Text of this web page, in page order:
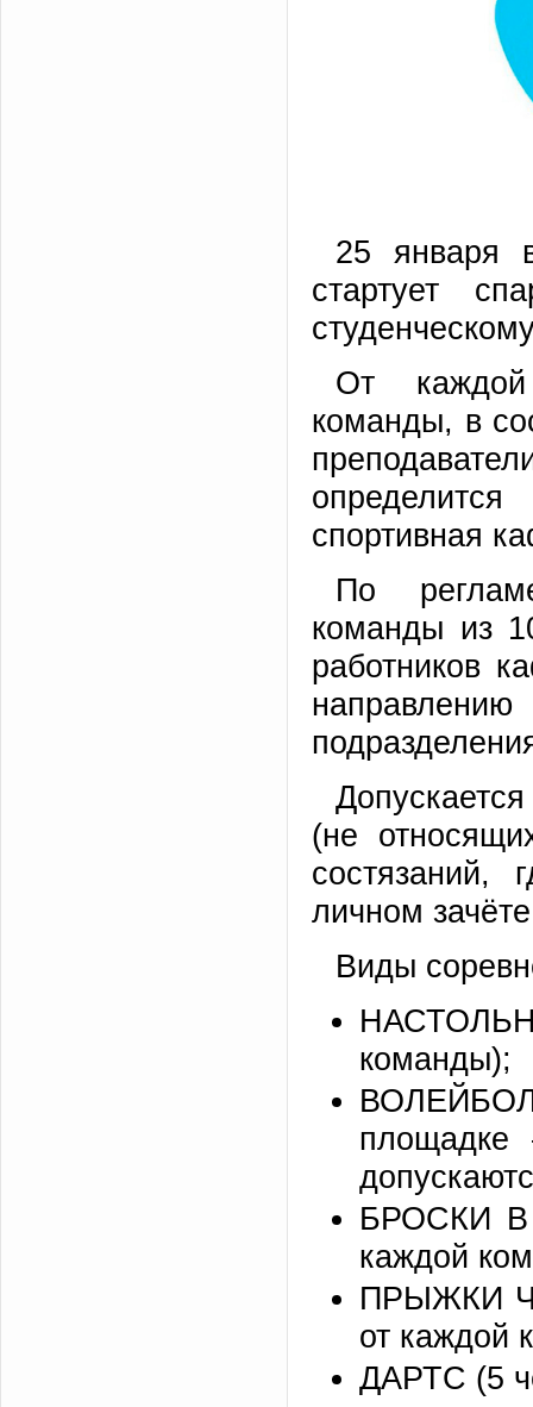
25 января
стартует
От каждой
команды, в
спортивная
По
команды из
работников
(не
состязаний,
личном
Виды
команды);
БРОСКИ
каждой
ПРЫЖКИ
от каждой
ДАРТС (5